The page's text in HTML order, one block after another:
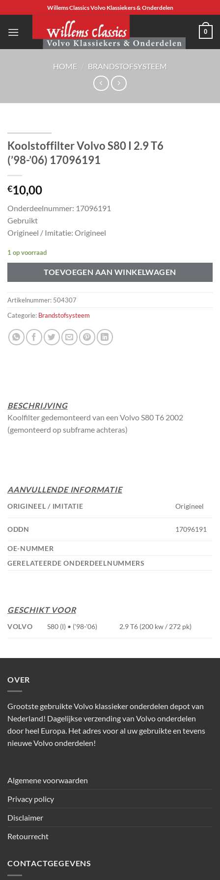
naar
inhoud
Willems Classics Volvo Klassiekers & Onderdelen
0
HOME / BRANDSTOFSYSTEEM
Koolstoffilter Volvo S80 I 2.9 T6
(’98-’06) 17096191
€10,00
Onderdeelnummer: 17096191
Gebruikt
Origineel / Imitatie: Origineel
1 op voorraad
TOEVOEGEN AAN WINKELWAGEN
Artikelnummer: 504307
Categorie: Brandstofsysteem
BESCHRIJVING
Koolfilter gedemonteerd van een Volvo S80 T6 2002
(gemonteerd op subframe achteras)
AANVULLENDE INFORMATIE
ORIGINEEL / IMITATIE Origineel
ODDN 17096191
OE-NUMMER
GERELATEERDE ONDERDEELNUMMERS
GESCHIKT VOOR
VOLVO S80 (I) • ('98-'06) 2.9 T6 (200 kw / 272 pk)
OVER
Grootste gebruikte Volvo klassieker onderdelen depot van
Nederland! Dagelijkse verzending van Volvo onderdelen
door heel Europa. Het adres voor al uw gebruikte en tevens
nieuwe Volvo onderdelen!
Algemene voorwaarden
Privacy policy
Disclaimer
Retourrecht
CONTACTGEGEVENS